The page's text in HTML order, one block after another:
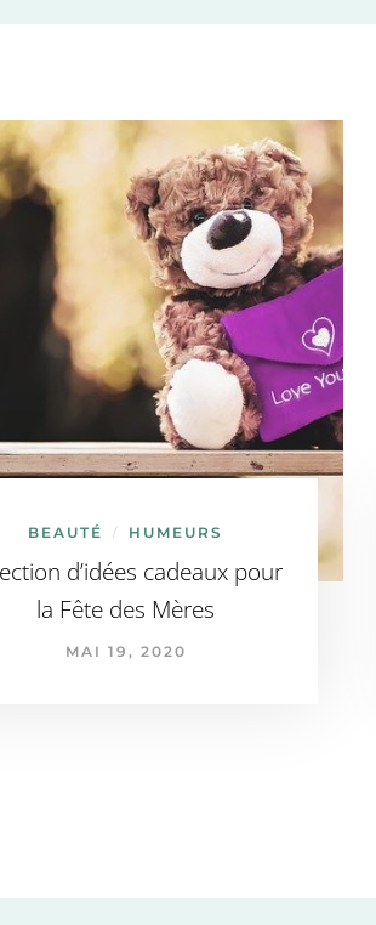
BEAUTÉ / HUMEURS
d’idées cadeaux pour
la Fête des Mères
MAI 19, 2020